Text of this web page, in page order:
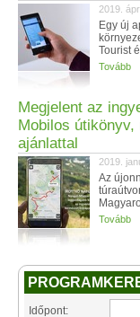
2019.
Egy új
Tourist
Tovább
Megjelent az
Mobilos
ajánlattal
2019.
Az
Tovább
Időpont: